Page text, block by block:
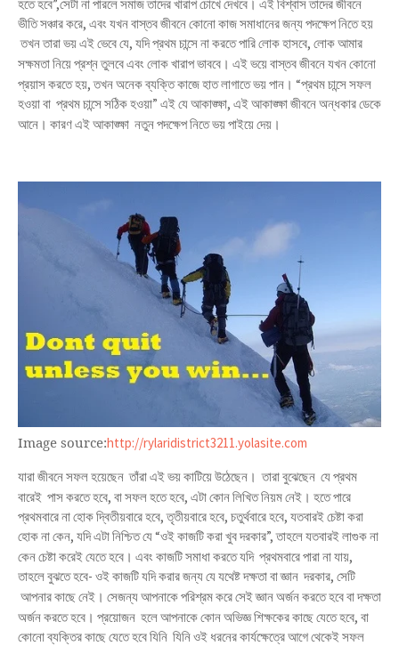
হতে হবে”,সেটা না পারলে সমাজ তাদের খারাপ চোখে দেখবে । এই বিশ্বাস তাদের জীবনে
ভীতি সঞ্চার করে, এবং যখন বাস্তব জীবনে কোনো কাজ সমাধানের জন্য পদক্ষেপ নিতে হয়
তখন তারা ভয় এই ভেবে যে, যদি প্রথম চান্সে না করতে পারি লোক হাসবে, লোক আমার
সক্ষমতা নিয়ে প্রশ্ন তুলবে এবং লোক খারাপ ভাববে । এই ভয়ে বাস্তব জীবনে যখন কোনো
প্রয়াস করতে হয়,তখন অনেক ব্যক্তি কাজে হাত লাগাতে ভয় পান । “প্রথম চান্সে সফল
হওয়া বা প্রথম চান্সে সঠিক হওয়া” এই যে আকাঙ্ক্ষা, এই আকাঙ্ক্ষা জীবনে অন্ধকার ডেকে
আনে । কারণ এই আকাঙ্ক্ষা নতুন পদক্ষেপ নিতে ভয় পাইয়ে দেয় ।
Image source:http://rylaridistrict3211.yolasite.com
যারা জীবনে সফল হয়েছেন তাঁরা এই ভয় কাটিয়ে উঠেছেন । তারা বুঝেছেন যে প্রথম
বারেই পাস করতে হবে, বা সফল হতে হবে, এটা কোন লিখিত নিয়ম নেই । হতে পারে
প্রথমবারে না হোক দ্বিতীয়বারে হবে,তৃতীয়বারে হবে, চতুর্থবারে হবে, যতবারই চেষ্টা করা
হোক না কেন, যদি এটা নিশ্চিত যে“ওই কাজটি করা খুব দরকার”,তাহলে যতবারই লাগুক না
কেন চেষ্টা করেই যেতে হবে । এবং কাজটি সমাধা করতে যদি প্রথমবারে পারা না যায়,
তাহলে বুঝতে হবে- ওই কাজটি যদি করার জন্য যে যথেষ্ট দক্ষতা বা জ্ঞান দরকার, সেটি
আপনার কাছে নেই । সেজন্য আপনাকে পরিশ্রম করে সেই জ্ঞান অর্জন করতে হবে বা দক্ষতা
অর্জন করতে হবে । প্রয়োজন হলে আপনাকে কোন অভিজ্ঞ শিক্ষকের কাছে যেতে হবে, বা
কোনো ব্যক্তির কাছে যেতে হবে যিনি যিনি ওই ধরনের কার্যক্ষেত্রে আগে থেকেই সফল